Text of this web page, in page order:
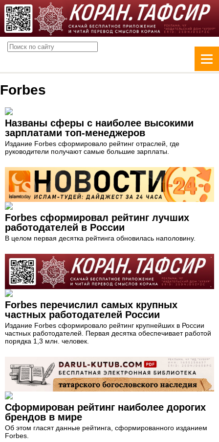
Forbes
Названы сферы с наиболее высокими
зарплатами топ-менеджеров
Издание Forbes сформировало рейтинг отраслей, где
руководители получают самые большие зарплаты.
Forbes сформировал рейтинг лучших
работодателей в России
В целом первая десятка рейтинга обновилась наполовину.
Forbes перечислил самых крупных
частных работодателей России
Издание Forbes сформировало рейтинг крупнейших в России
частных работодателей. Первая десятка обеспечивает работой
порядка 1,3 млн. человек.
Сформирован рейтинг наиболее дорогих
брендов в мире
Об этом гласят данные рейтинга, сформированного изданием
Forbes.